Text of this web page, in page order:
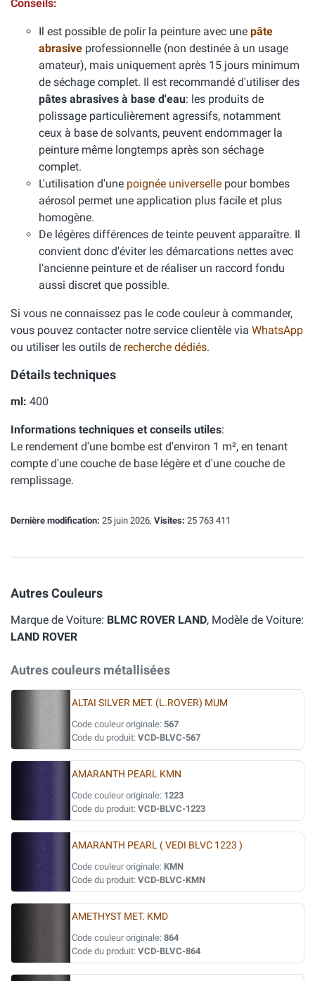
Conseils:
Il est possible de polir la peinture avec une pâte
abrasive professionnelle (non destinée à un usage
amateur), mais uniquement après 15 jours minimum
de séchage complet. Il est recommandé d'utiliser des
pâtes abrasives à base d'eau: les produits de
polissage particulièrement agressifs, notamment
ceux à base de solvants, peuvent endommager la
peinture même longtemps après son séchage
complet.
L'utilisation d'une poignée universelle pour bombes
aérosol permet une application plus facile et plus
homogène.
De légères différences de teinte peuvent apparaître. Il
convient donc d'éviter les démarcations nettes avec
l'ancienne peinture et de réaliser un raccord fondu
aussi discret que possible.
Si vous ne connaissez pas le code couleur à commander,
vous pouvez contacter notre service clientèle via WhatsApp
ou utiliser les outils de recherche dédiés.
Détails techniques
ml: 400
Informations techniques et conseils utiles:
Le rendement d'une bombe est d'environ 1 m², en tenant
compte d'une couche de base légère et d'une couche de
remplissage.
Dernière modification: 25 juin 2026, Visites: 25 763 411
Autres Couleurs
Marque de Voiture: BLMC ROVER LAND, Modèle de Voiture:
LAND ROVER
Autres couleurs métallisées
ALTAI SILVER MET. (L.ROVER) MUM
Code couleur originale: 567
Code du produit: VCD-BLVC-567
AMARANTH PEARL KMN
Code couleur originale: 1223
Code du produit: VCD-BLVC-1223
AMARANTH PEARL ( VEDI BLVC 1223 )
Code couleur originale: KMN
Code du produit: VCD-BLVC-KMN
AMETHYST MET. KMD
Code couleur originale: 864
Code du produit: VCD-BLVC-864